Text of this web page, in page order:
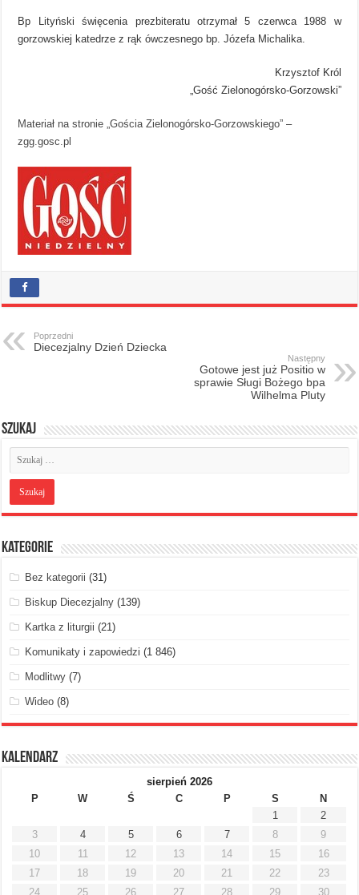
Bp Lityński święcenia prezbiteratu otrzymał 5 czerwca 1988 w
gorzowskiej katedrze z rąk ówczesnego bp. Józefa Michalika.
Krzysztof Król
„Gość Zielonogórsko-Gorzowski”
Materiał na stronie „Gościa Zielonogórsko-Gorzowskiego” –
zgg.gosc.pl
Poprzedni
Diecezjalny Dzień Dziecka
Następny
Gotowe jest już Positio w
sprawie Sługi Bożego bpa
Wilhelma Pluty
Szukaj
Kategorie
Bez kategorii (31)
Biskup Diecezjalny (139)
Kartka z liturgii (21)
Komunikaty i zapowiedzi (1 846)
Modlitwy (7)
Wideo (8)
Kalendarz
sierpień 2026
P
W Ś C P S
N
1
2
3
4 5 6 7 8
9
10
11 12 13 14 15
16
17
18 19 20 21 22
23
24
25 26 27 28 29
30